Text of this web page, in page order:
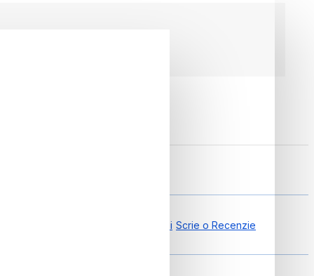
0.00 din 0 Recenzii Scrie o Recenzie